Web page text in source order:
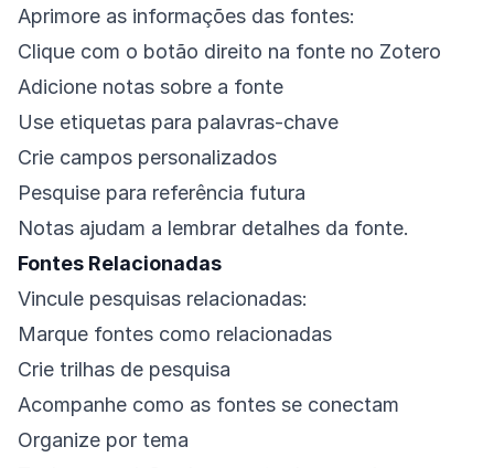
Aprimore as informações das fontes:
Clique com o botão direito na fonte no Zotero
Adicione notas sobre a fonte
Use etiquetas para palavras-chave
Crie campos personalizados
Pesquise para referência futura
Notas ajudam a lembrar detalhes da fonte.
Fontes Relacionadas
Vincule pesquisas relacionadas:
Marque fontes como relacionadas
Crie trilhas de pesquisa
Acompanhe como as fontes se conectam
Organize por tema